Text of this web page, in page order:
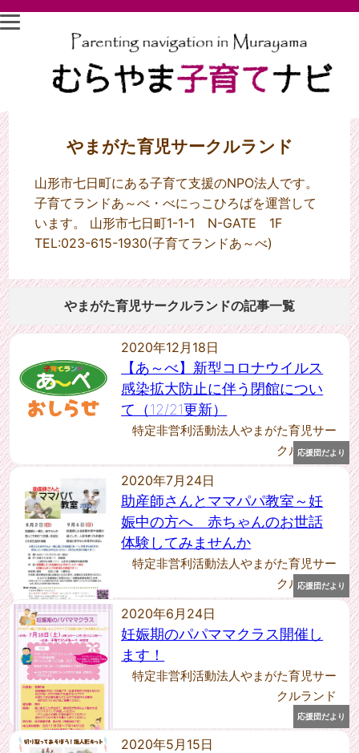
やまがた育児サークルランド
山形市七日町にある子育て支援のNPO法人です。
子育てランドあ～べ・べにっこひろばを運営して
います。 山形市七日町1-1-1 N-GATE 1F
TEL:023-615-1930(子育てランドあ～べ)
やまがた育児サークルランドの記事一覧
応援団だより
2020年12月18日
【あ～べ】新型コロナウイルス
感染拡大防止に伴う閉館につい
て（12/21更新）
特定非営利活動法人やまがた育児サー
クルランド
応援団だより
2020年7月24日
助産師さんとママパパ教室～妊
娠中の方へ 赤ちゃんのお世話
体験してみませんか
特定非営利活動法人やまがた育児サー
クルランド
応援団だより
2020年6月24日
妊娠期のパパママクラス開催し
ます！
特定非営利活動法人やまがた育児サー
クルランド
2020年5月15日